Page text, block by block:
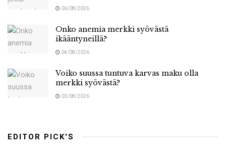
06/08/2026
Onko anemia merkki syövästä
ikääntyneillä?
04/08/2026
Voiko suussa tuntuva karvas maku olla
merkki syövästä?
03/08/2026
EDITOR PICK'S